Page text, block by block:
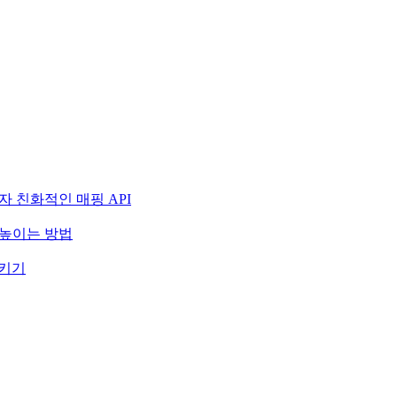
친화적인 매핑 API
이는 방법
기